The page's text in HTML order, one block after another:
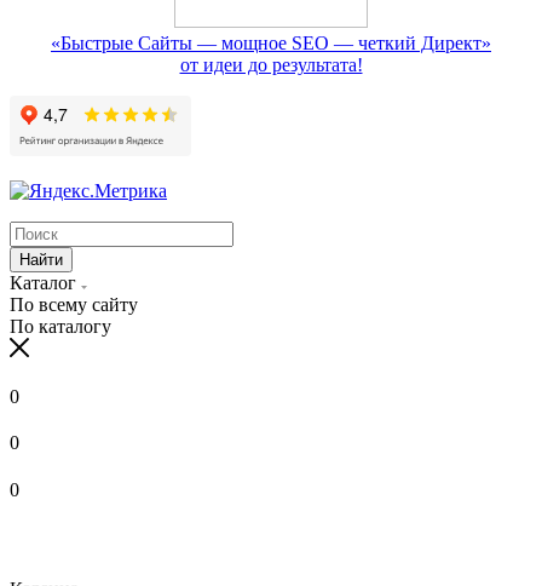
«Быстрые Сайты — мощное SEO — четкий Директ»
от идеи до результата!
Найти
Каталог
По всему сайту
По каталогу
0
0
0